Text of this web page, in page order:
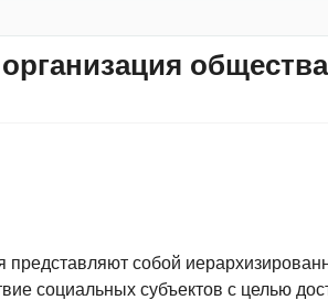
общества
представляют собой
социальных субъектов с целью